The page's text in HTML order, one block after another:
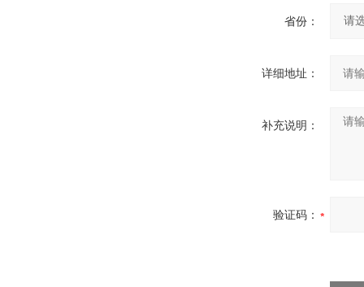
省份：
详细地址：
补充说明：
验证码：